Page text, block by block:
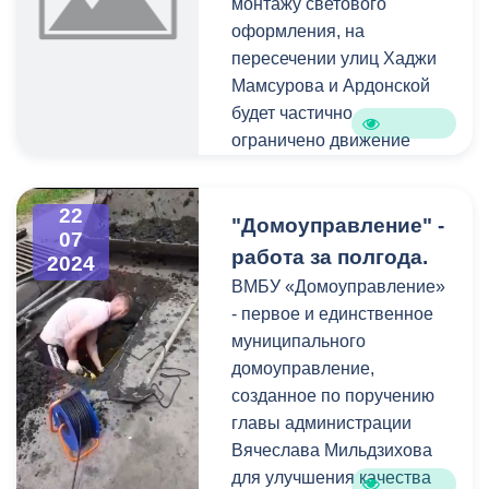
обновляется в рамках
двухгодичного цикла
ремонта. Как отметил
директор школы Гарегин
Саркисянц, фасад здания
будет обновляться на
«Наша школа носит имя
Героя РФ Дмитрия
Семенова. В будущем
году планируем нанести
на фасад здания
граффити с
изображением героя», -
заключил Саркисянц.
На объекте ежедневно
военнослужащих Залина
Моураова, мать Героя
России Андрея
Днепровского Татьяна
Днепровская, меценат
семьям благополучия и
мирного неба.
монтажу светового
оформления, на
пересечении улиц Хаджи
Мамсурова и Ардонской
будет частично
ограничено движение
22
07
2024
"Домоуправление" -
работа за полгода.
ВМБУ «Домоуправление»
- первое и единственное
муниципального
домоуправление,
созданное по поручению
главы администрации
Вячеслава Мильдзихова
для улучшения качества